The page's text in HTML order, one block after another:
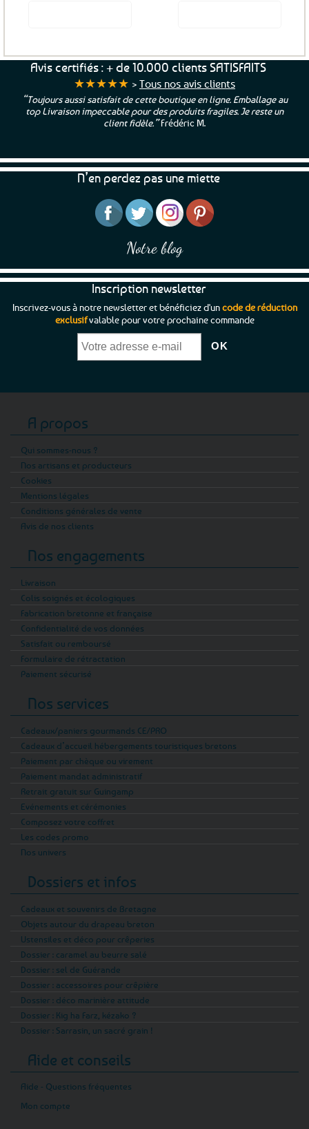
Avis certifiés : + de 10.000 clients SATISFAITS
★★★★★ > Tous nos avis clients
“Toujours aussi satisfait de cette boutique en ligne. Emballage au
top Livraison impeccable pour des produits fragiles. Je reste un
client fidèle.”Frédéric M.
N’en perdez pas une miette
Notre blog
Inscription newsletter
Inscrivez-vous à notre newsletter et bénéficiez d'uncode de réduction
exclusifvalable pour votre prochaine commande
A propos
Qui sommes-nous ?
Nos artisans et producteurs
Cookies
Mentions légales
Conditions générales de vente
Avis de nos clients
Nos engagements
Livraison
Colis soignés et écologiques
Fabrication bretonne et française
Confidentialité de vos données
Satisfait ou remboursé
Formulaire de rétractation
Paiement sécurisé
Nos services
Cadeaux/paniers gourmands CE/PRO
Cadeaux d’accueil hébergements touristiques bretons
Paiement par chèque ou virement
Paiement mandat administratif
Retrait gratuit sur Guingamp
Evénements et cérémonies
Composez votre coffret
Les codes promo
Nos univers
Dossiers et infos
Cadeaux et souvenirs de Bretagne
Objets autour du drapeau breton
Ustensiles et déco pour crêperies
Dossier : caramel au beurre salé
Dossier : sel de Guérande
Dossier : accessoires pour crêpière
Dossier : déco marinière attitude
Dossier : Kig ha Farz, kézako ?
Dossier : Sarrasin, un sacré grain !
Aide et conseils
Aide - Questions fréquentes
Mon compte